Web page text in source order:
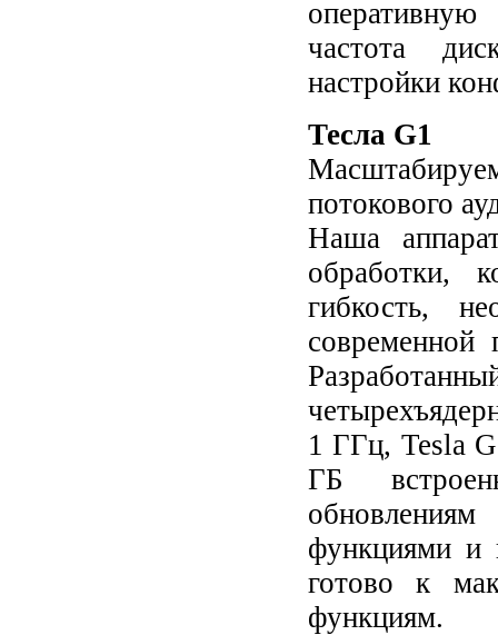
частота
настройки
Тесла G1
потокового
Наша
обработки,
гибкость,
современной
1 ГГц, Tesla
ГБ
функциями и
готово к
функциям.